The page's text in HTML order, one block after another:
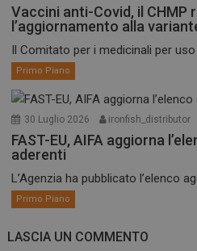
Vaccini anti-Covid, il CHMP
l’aggiornamento alla
Il Comitato per i medicinali per uso
Primo Piano
30 Luglio 2026 ironfish_distributor
FAST-EU, AIFA aggiorna
aderenti
L’Agenzia ha pubblicato l’elenco
Primo Piano
LASCIA UN COMMENTO